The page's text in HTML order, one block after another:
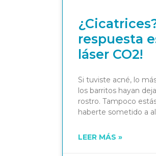
respuesta
láser CO2!
Si tuviste acné, lo
los barritos hayan
rostro. Tampoco
haberte sometido a
LEER MÁS »